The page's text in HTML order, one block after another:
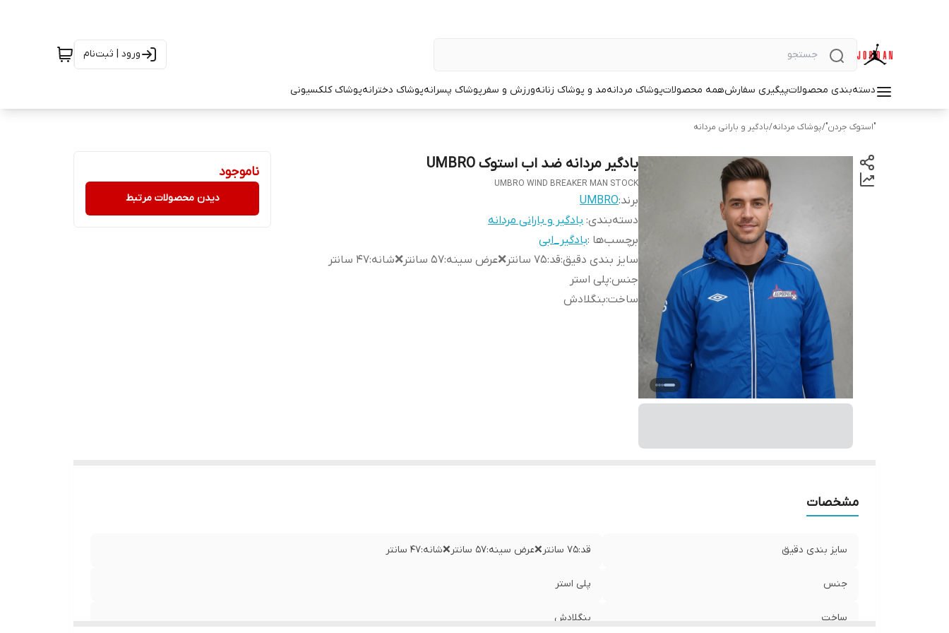
ورود | ثبت‌نام
دسته‌بندی محصولاتپیگیری سفارشهمه محصولاتپوشاک مردانهمد و پوشاک زنانهورزش و سفرپوشاک پسرانهپوشاک دخترانهپوشاک کلکسیونی
"استوک جردن"/پوشاک مردانه/بادگیر و بارانی مردانه
بادگیر مردانه ضد اب استوک UMBRO
UMBRO WIND BREAKER MAN STOCK
برند:UMBRO
دسته‌بندی: بادگیر و بارانی مردانه
برچسب‌ها :بادگیر_ابی
سایز بندی دقیق:قد:۷۵ سانتر❌عرض سینه:۵۷ سانتر❌شانه:۴۷ سانتر
جنس:پلی استر
ساخت:بنگلادش
ناموجود
دیدن محصولات مرتبط
مشخصات
سایز بندی دقیق قد:۷۵ سانتر❌عرض سینه:۵۷ سانتر❌شانه:۴۷ سانتر
جنس پلی استر
ساخت بنگلادش